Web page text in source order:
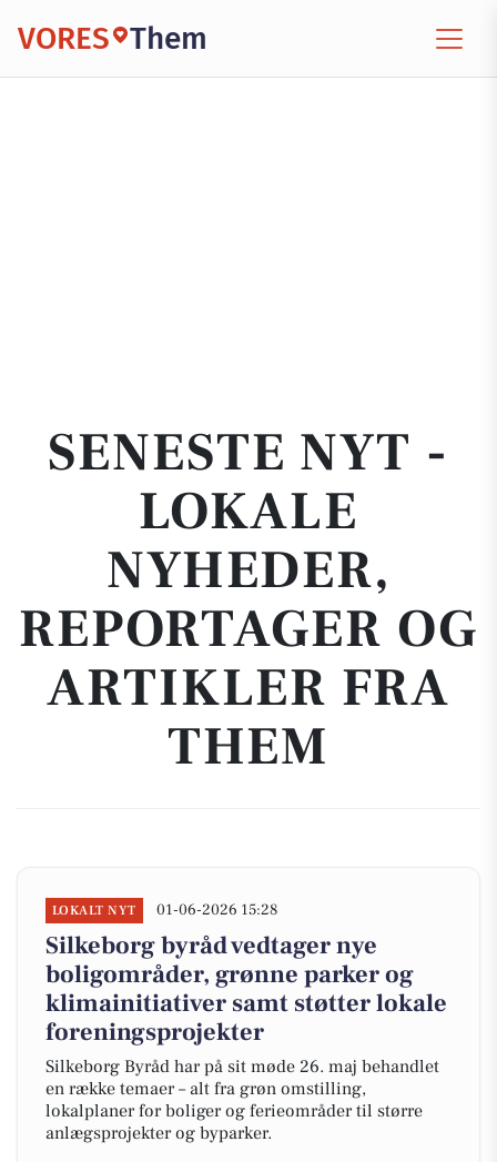
VORES Them
SENESTE NYT -
LOKALE
NYHEDER,
REPORTAGER OG
ARTIKLER FRA
THEM
LOKALT NYT 01-06-2026 15:28
Silkeborg byråd vedtager nye
boligområder, grønne parker og
klimainitiativer samt støtter lokale
foreningsprojekter
Silkeborg Byråd har på sit møde 26. maj behandlet
en række temaer – alt fra grøn omstilling,
lokalplaner for boliger og ferieområder til større
anlægsprojekter og byparker.